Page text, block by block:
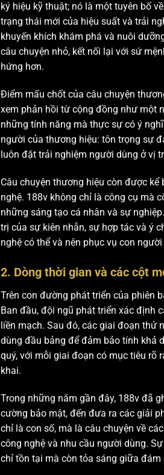
ký hiệu kỹ thuật; nó là một tuyên bố
trạng thái mới của hiệu suất và trải
khuyến khích khám phá và nuôi
câu chuyện nhỏ, kết nối lại với sứ
hứng hơn.
Điểm mấu chốt của câu chuyện
xem phản hồi từ cộng đồng như một
những tính năng mà thực sự có ý
người của thương hiệu: tôn trọng sự
luôn đặt trải nghiệm người dùng ở vị
Câu chuyện thương hiệu còn được
nghệ. 188v không chỉ là công cụ mà
những sáng tạo cá nhân và sự
trị của sự kiên nhẫn, sự hợp tác và ý
nghệ có thể và nên phục vụ con
2. Dòng thời gian và các cột
Trên con đường phát triển của phiên
Ban đầu, đội ngũ phát triển xác định
liền mạch. Sau đó, các giai đoạn thử
dùng đầu bảng để đảm bảo tính khả
quý, với mỗi giai đoạn có mục tiêu rõ
khai.
Trong những năm gần đây, 188v đã
cường bảo mật, đến đưa ra các giải
chỉ là con số, mà là câu chuyện về
công nghệ và nhu cầu người dùng.
chỉ tồn tại mà còn tỏa sáng giữa đám